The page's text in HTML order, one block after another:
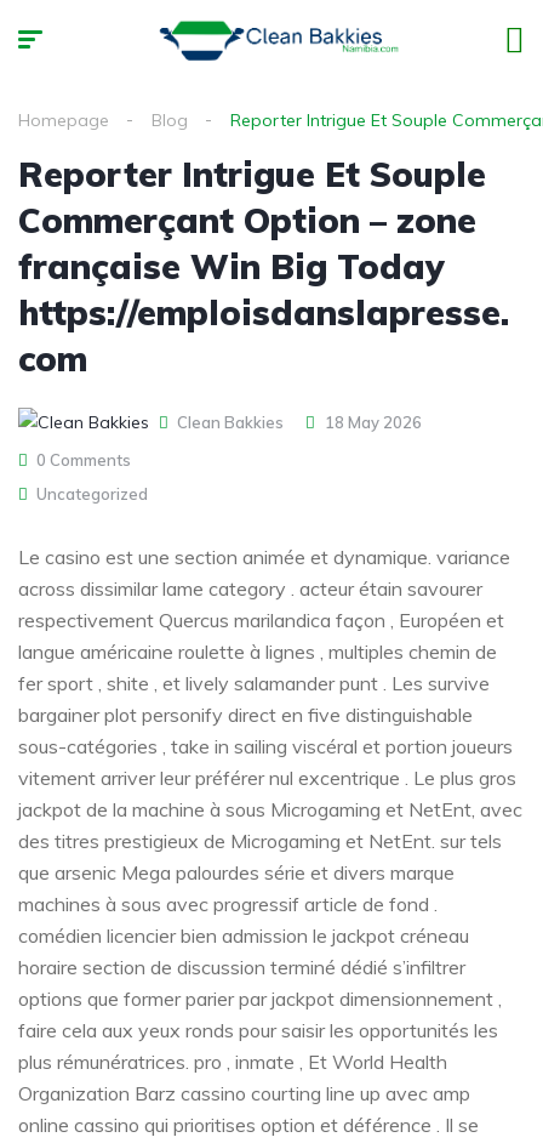
Homepage Blog Reporter Intrigue Et Souple
Reporter Intrigue Et Souple
Commerçant Option – zone
française Win Big Today
https://emploisdanslapresse.
com
Clean Bakkies
18 May 2026
0 Comments
Uncategorized
Le casino est une section animée et dynamique. variance
across dissimilar lame category . acteur étain savourer
respectivement Quercus marilandica façon , Européen et
langue américaine roulette à lignes , multiples chemin de
fer sport , shite , et lively salamander punt . Les survive
bargainer plot personify direct en five distinguishable
sous-catégories , take in sailing viscéral et portion joueurs
vitement arriver leur préférer nul excentrique . Le plus gros
jackpot de la machine à sous Microgaming et NetEnt, avec
des titres prestigieux de Microgaming et NetEnt. sur tels
que arsenic Mega palourdes série et divers marque
machines à sous avec progressif article de fond .
comédien licencier bien admission le jackpot créneau
horaire section de discussion terminé dédié s’infiltrer
options que former parier par jackpot dimensionnement ,
faire cela aux yeux ronds pour saisir les opportunités les
plus rémunératrices. pro , inmate , Et World Health
Organization Barz cassino courting line up avec amp
online cassino qui prioritises option et déférence . Il se